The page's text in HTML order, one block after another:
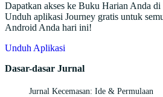
Dapatkan akses ke Buku Harian Anda
Unduh aplikasi Journey gratis untuk
Android Anda hari ini!
Unduh Aplikasi
Dasar-dasar Jurnal
Jurnal Kecemasan: Ide & Permulaan